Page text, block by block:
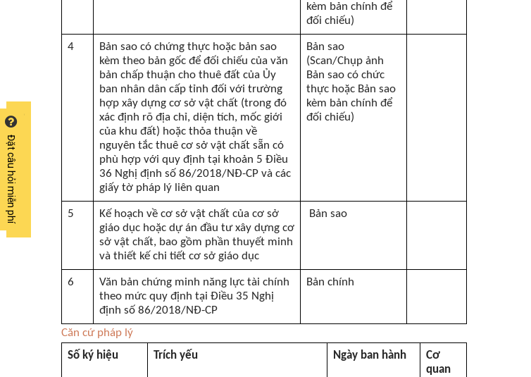
kèm bản chính để
đối chiếu)
4
Bản sao có chứng thực hoặc bản sao
kèm theo bản gốc để đối chiếu của văn
bản chấp thuận cho thuê đất của Ủy
ban nhân dân cấp tỉnh đối với trường
hợp xây dựng cơ sở vật chất (trong đó
xác định rõ địa chỉ, diện tích, mốc giới
của khu đất) hoặc thỏa thuận về
nguyên tắc thuê cơ sở vật chất sẵn có
phù hợp với quy định tại khoản 5 Điều
36 Nghị định số 86/2018/NĐ-CP và các
giấy tờ pháp lý liên quan
Bản sao
(Scan/Chụp ảnh
Bản sao có chức
thực hoặc Bản sao
kèm bản chính để
đối chiếu)
5
Kế hoạch về cơ sở vật chất của cơ sở
giáo dục hoặc dự án đầu tư xây dựng cơ
sở vật chất, bao gồm phần thuyết minh
và thiết kế chi tiết cơ sở giáo dục
Bản sao
6
Văn bản chứng minh năng lực tài chính
theo mức quy định tại Điều 35 Nghị
định số 86/2018/NĐ-CP
Bản chính
Căn cứ pháp lý
Số ký hiệu
Trích yếu Ngày ban hành
Cơ
quan
�?t c�u h?i mi?n ph�
Đặt câu hỏi miễn phí